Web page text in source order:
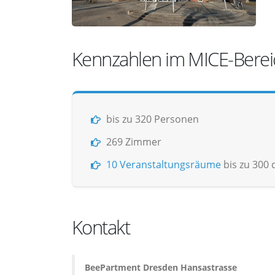
Kennzahlen im MICE-
bis zu 320 Personen
269 Zimmer
10 Veranstaltungsräume bis zu 300
Kontakt
BeePartment Dresden Hansastrasse